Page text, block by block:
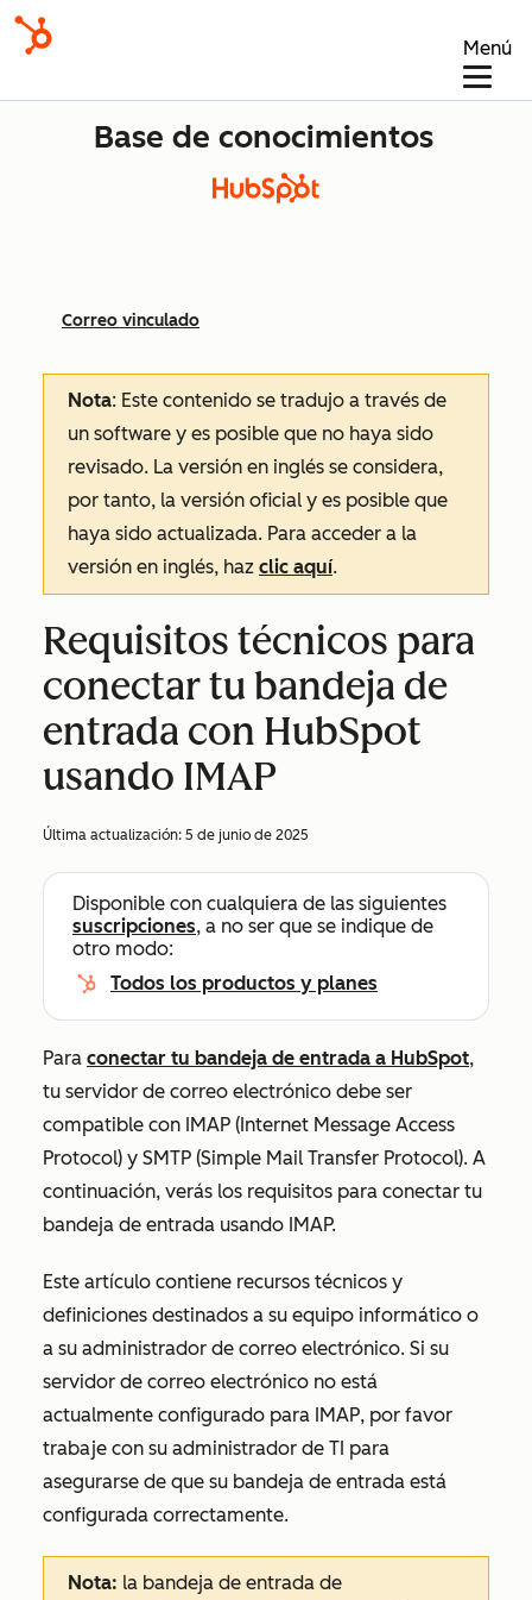
Menú
Base de conocimientos
Correo vinculado
Nota: Este contenido se tradujo a través de
un software y es posible que no haya sido
revisado. La versión en inglés se considera,
por tanto, la versión oficial y es posible que
haya sido actualizada. Para acceder a la
versión en inglés, haz clic aquí.
Requisitos técnicos para
conectar tu bandeja de
entrada con HubSpot
usando IMAP
Última actualización: 5 de junio de 2025
Disponible con cualquiera de las siguientes
suscripciones, a no ser que se indique de
otro modo:
Todos los productos y planes
Para conectar tu bandeja de entrada a HubSpot,
tu servidor de correo electrónico debe ser
compatible con IMAP (Internet Message Access
Protocol) y SMTP (Simple Mail Transfer Protocol). A
continuación, verás los requisitos para conectar tu
bandeja de entrada usando IMAP.
Este artículo contiene recursos técnicos y
definiciones destinados a su equipo informático o
a su administrador de correo electrónico. Si su
servidor de correo electrónico no está
actualmente configurado para IMAP, por favor
trabaje con su administrador de TI para
asegurarse de que su bandeja de entrada está
configurada correctamente.
Nota: la bandeja de entrada de